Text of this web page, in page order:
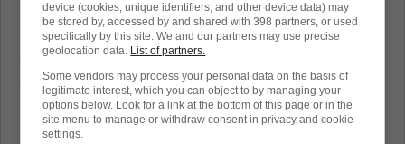
Cependant, ses meilleures années dans la
LNH sont clairement celles avec les Islanders
de New York au début des années 2010. En
évoluant aux côtés du jeuneJohn Tavares
PA a franchi le plateau des 50 points à deux
reprises, avec des récoltes de 53 points en
device (cookies, unique identifiers, and other device data) may
be stored by, accessed by and shared with 398 partners, or used
specifically by this site. We and our partners may use precise
geolocation data. List of partners.
Some vendors may process your personal data on the basis of
legitimate interest, which you can object to by managing your
options below. Look for a link at the bottom of this page or in the
site menu to manage or withdraw consent in privacy and cookie
settings.